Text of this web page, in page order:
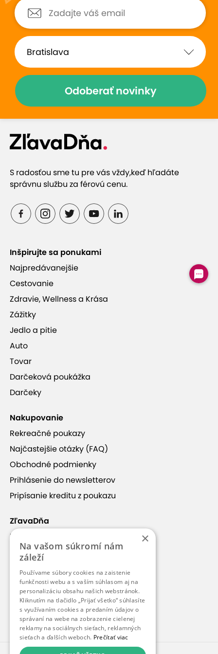
kozmetička na jednotku s
hviezdičkou, vrátim sa tam ....
kozmetička , veľmi
procedúra, pleť
zrevitalizovana 🤗
Zobraziť hodnotenia (24)
Prečo si vybrať túto ponuku
komplexne
skúsenosťami
Luxusná nemecká kozmetická značka Babor
BABOR BEAUTY SPA
Ošetrenie Babor deluxe
Ošetrenie nabudí metabolizmus pleti. Zahŕňa
jedinečné postupy značky Babor. V cene je aj
založenie diagnostickej karty pre klienta. Účinky
tohto ošetrenia sú skvelé - dokáže omladiť, rozžiariť
a pleť dokonale vyčistí. K ošetreniu dostanete aj
odborné rady pre správnu domácu starostlivosť o
Odoberať novinky
S radosťou sme tu pre vás vždy,keď hľadáte
správnu službu za férovú cenu.
Inšpirujte sa ponukami
Najpredávanejšie
Cestovanie
Zdravie, Wellness a Krása
Zážitky
Jedlo a pitie
Auto
Tovar
Darčeková poukážka
Darčeky
Nakupovanie
Rekreačné poukazy
Najčastejšie otázky (FAQ)
Obchodné podmienky
Prihlásenie do newsletterov
Pripísanie kreditu z poukazu
ZľavaDňa
Náš príbeh
Kontakt
Kariéra
Blog
Pre médiá
Pre partnerov
×
Na vašom súkromí nám
záleží
Používame súbory cookies na zaistenie
funkčnosti webu a s vaším súhlasom aj na
personalizáciu obsahu našich webstránok.
Kliknutím na tlačidlo „Prijať všetko“ súhlasíte
s využívaním cookies a predaním údajov o
správaní na webe na zobrazenie cielenej
reklamy na sociálnych sieťach, reklamných
sieťach a ďalších weboch. Prečítať viac